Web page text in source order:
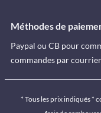
Méthodes de
Paypal ou CB pour
commandes par courrier
* Tous les prix indiqués *